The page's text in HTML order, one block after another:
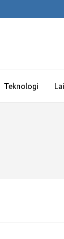
Teknologi